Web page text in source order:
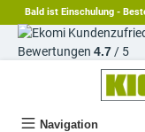
springen
Bald ist Einschulung -
Bewertungen 4.7/ 5
Navigation